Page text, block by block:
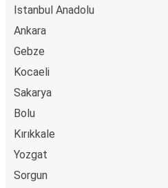
Istanbul Anadolu
Ankara
Gebze
Kocaeli
Sakarya
Bolu
Kırıkkale
Yozgat
Sorgun